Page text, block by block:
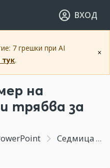
ВХОД
×
7 грешки при AI
тук.
на
трябва за
Седмица 2 - Вграждането на изображения с цветни корекции, ефекти и трикове за уеднаквяване на изображения от различни източници.